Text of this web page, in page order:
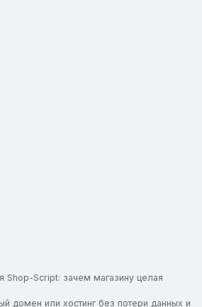
промо-блока
блока
Shop-Script: зачем магазину целая
домен или хостинг без потери данных и